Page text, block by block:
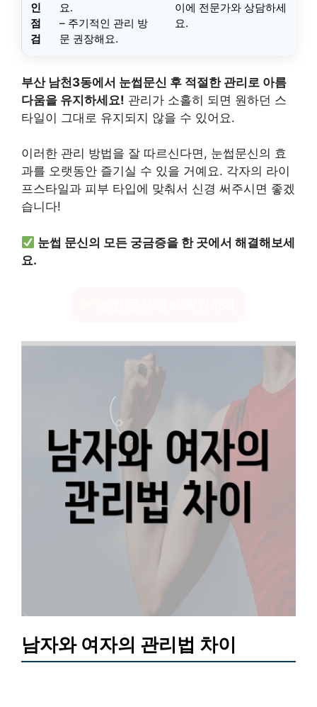
인
점
검
요.
– 주기적인 관리 방
문 권장해요.
이에 전문가와 상담하세
요.
부산 남천3동에서 눈썹문신 후 적절한 관리로 아름
다움을 유지하세요! 관리가 소홀히 되면 원하던 스
타일이 그대로 유지되지 않을 수 있어요.
이러한 관리 방법을 잘 따르신다면, 눈썹문신의 효
과를 오랫동안 즐기실 수 있을 거예요. 각자의 라이
프스타일과 피부 타입에 맞춰서 신경 써주시면 좋겠
습니다!
눈썹 문신의 모든 궁금증을 한 곳에서 해결해보세
요.
남자와 여자의 관리법 차이